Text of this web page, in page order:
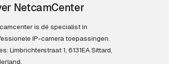
NetcamCenter
is dé specialist in
IP-camera toepassingen.
Limbrichterstraat 1, 6131EA Sittard,